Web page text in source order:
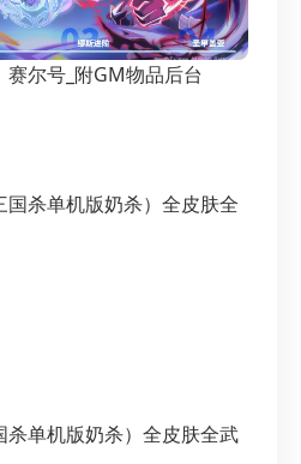
尔号_附GM物品后台
杀单机版奶杀）全皮肤全武